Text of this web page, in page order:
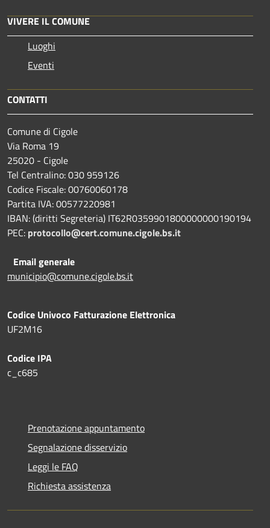
VIVERE IL COMUNE
Luoghi
Eventi
CONTATTI
Comune di Cigole
Via Roma 19
25020 - Cigole
Tel Centralino: 030 959126
Codice Fiscale: 00760060178
Partita IVA: 00577220981
IBAN: (diritti Segreteria) IT62R0359901800000000190194
PEC: protocollo@cert.comune.cigole.bs.it
Email generale
municipio@comune.cigole.bs.it
Codice Univoco Fatturazione Elettronica
UF2M16
Codice IPA
c_c685
Prenotazione appuntamento
Segnalazione disservizio
Leggi le FAQ
Richiesta assistenza